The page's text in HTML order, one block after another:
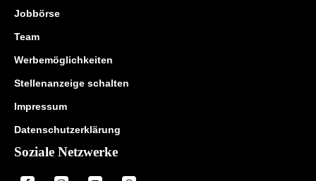
Jobbörse
Team
Werbemöglichkeiten
Stellenanzeige schalten
Impressum
Datenschutzerklärung
Soziale Netzwerke